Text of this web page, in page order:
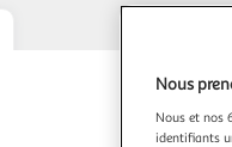
Nous
Nous et nos
identifiants